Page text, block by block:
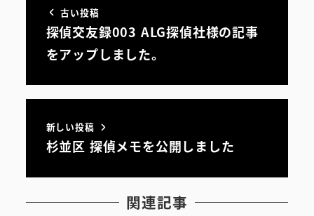
古い投稿
探偵交友録003 ALG探偵社様の記事
をアップしました。
新しい投稿
杉並区 探偵メモを公開しました
関連記事